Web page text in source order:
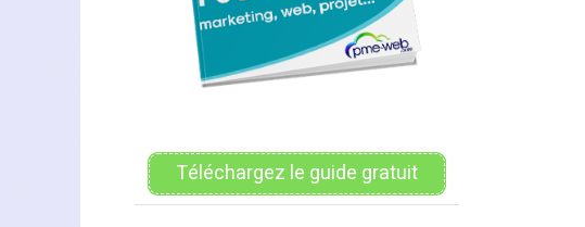
Téléchargez le guide gratuit